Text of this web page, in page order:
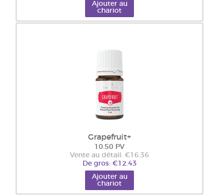
Ajouter au
chariot
Grapefruit+
10.50 PV
Vente au détail: €16.36
De gros: €12.43
Ajouter au
chariot